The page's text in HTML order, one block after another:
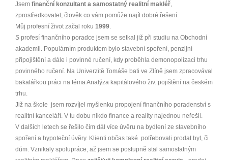
Jsem finanční konzultant a samostatný realitní makléř
zprostředkovatel, člověk co vám pomůže najít dobré řešení.
Můj profesní život začal roku 1999
S profesí finančního poradce jsem se setkal již při studiu na Obchodní
akademii. Populárním produktem bylo stavební spoření, penzijní
připojištění a dále i povinné ručení, kdy proběhla demonopolizaci trhu
povinného ručení. Na Univerzitě Tomáše bati ve Zlíně jsem zpracovával
bakalářkou práci na téma Analýza kapitálového živ. pojištění na českém
trhu.
Již na škole jsem rozvíjel myšlenku propojení finančního poradenství s
realitní kanceláří. V tu dobu nikdo finance a reality najednou neřešil.
V dalších letech se řešilo čím dál více úvěru na bydlení ze stavebního
spoření a hypoteční úvěry. Klienti občas také potřebovali prodat byt, či
dům. Vznikaly spolupráce, až jsem se postupně stal samostatným